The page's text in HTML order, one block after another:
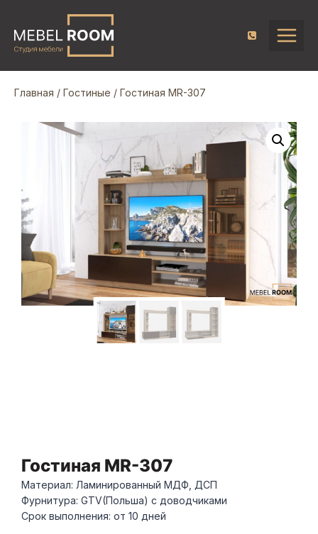
Главная / Гостиные / Гостиная MR-307
Гостиная MR-307
Материал: Ламинированный МДФ, ДСП
Фурнитура: GTV(Польша) с доводчиками
Срок выполнения: от 10 дней